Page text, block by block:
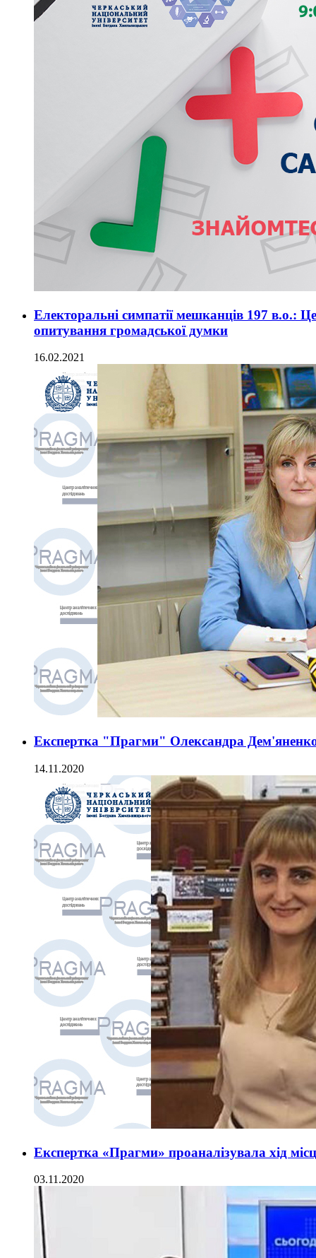
Електоральні симпатії мешканців 197 в.о.:
опитування громадської думки
16.02.2021
Експертка "Прагми" Олександра
14.11.2020
Експертка «Прагми» проаналізувала хід
03.11.2020